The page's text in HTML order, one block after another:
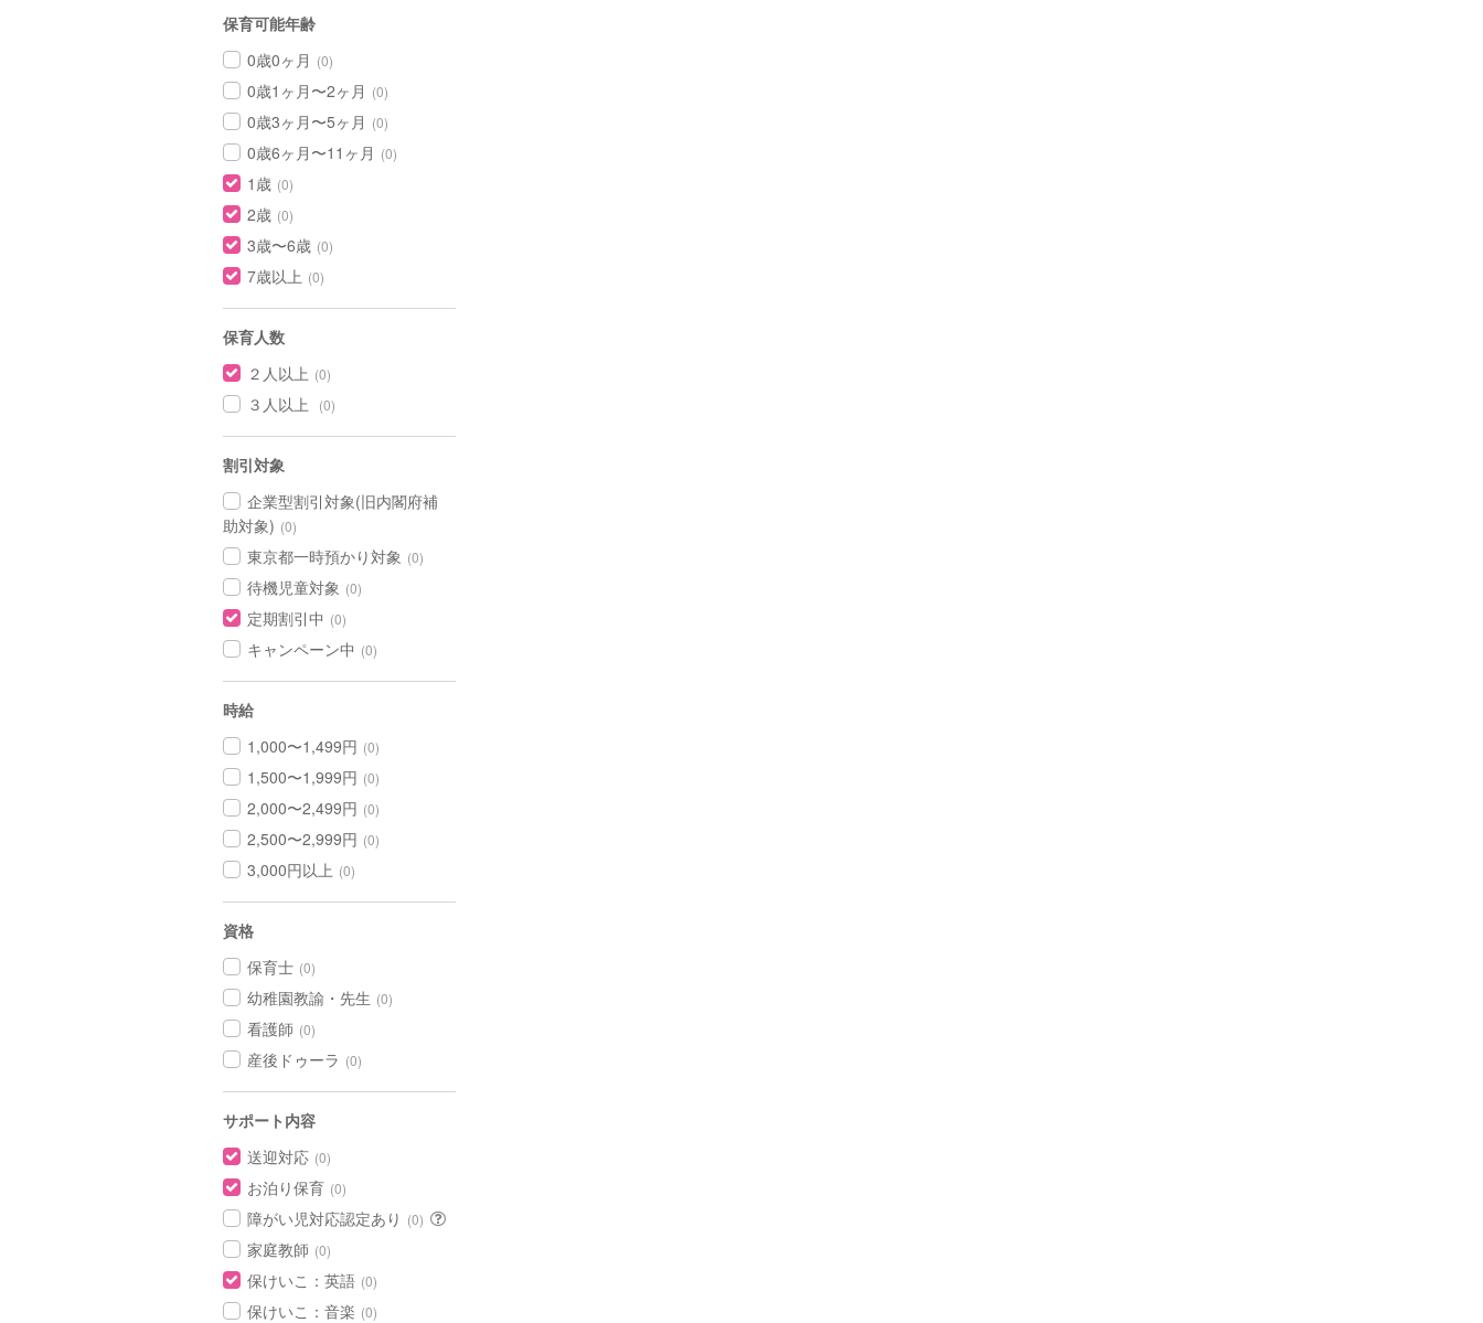
保育可能年齢
0歳0ヶ月 (0)
0歳1ヶ月〜2ヶ月 (0)
0歳3ヶ月〜5ヶ月 (0)
0歳6ヶ月〜11ヶ月 (0)
1歳 (0)
2歳 (0)
3歳〜6歳 (0)
7歳以上 (0)
保育人数
２人以上 (0)
３人以上 (0)
割引対象
企業型割引対象(旧内閣府補
助対象) (0)
東京都一時預かり対象 (0)
待機児童対象 (0)
定期割引中 (0)
キャンペーン中 (0)
時給
1,000〜1,499円 (0)
1,500〜1,999円 (0)
2,000〜2,499円 (0)
2,500〜2,999円 (0)
3,000円以上 (0)
資格
保育士 (0)
幼稚園教諭・先生 (0)
看護師 (0)
産後ドゥーラ (0)
サポート内容
送迎対応 (0)
お泊り保育 (0)
障がい児対応認定あり (0)
家庭教師 (0)
保けいこ：英語 (0)
保けいこ：音楽 (0)